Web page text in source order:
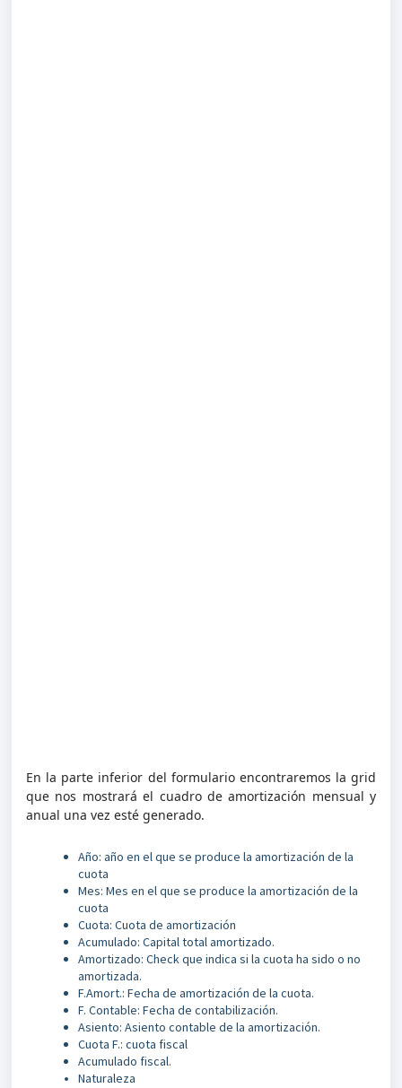
En la parte inferior del formulario encontraremos la grid
que nos mostrará el cuadro de amortización mensual y
anual una vez esté generado.
Año: año en el que se produce la amortización de la
cuota
Mes: Mes en el que se produce la amortización de la
cuota
Cuota: Cuota de amortización
Acumulado: Capital total amortizado.
Amortizado: Check que indica si la cuota ha sido o no
amortizada.
F.Amort.: Fecha de amortización de la cuota.
F. Contable: Fecha de contabilización.
Asiento: Asiento contable de la amortización.
Cuota F.: cuota fiscal
Acumulado fiscal.
Naturaleza